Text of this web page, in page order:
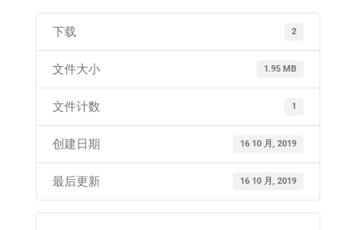
下载 2
文件大小 1.95 MB
文件计数 1
创建日期 16 10 月, 2019
最后更新 16 10 月, 2019